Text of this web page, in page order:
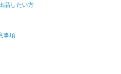
品したい方
事項